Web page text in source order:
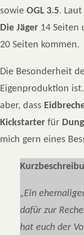
sowie OGL 3.5.
Die Jäger 14 Seiten
20 Seiten kommen.
Die Besonderheit
Eigenproduktion
aber, dass
Kickstarter für
mich gern eines
„Ein
dafür zur
hat euch der